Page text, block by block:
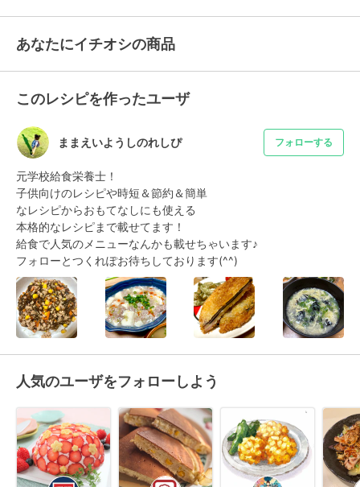
あなたにイチオシの商品
このレシピを作ったユーザ
ままえいようしのれしぴ フォローする
元学校給食栄養士！
子供向けのレシピや時短＆節約＆簡単
なレシピからおもてなしにも使える
本格的なレシピまで載せてます！
給食で人気のメニューなんかも載せちゃいます♪
フォローとつくれぽお待ちしております(^^)
人気のユーザをフォローしよう